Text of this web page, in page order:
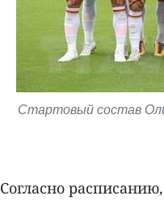
Стартовый состав
Согласно